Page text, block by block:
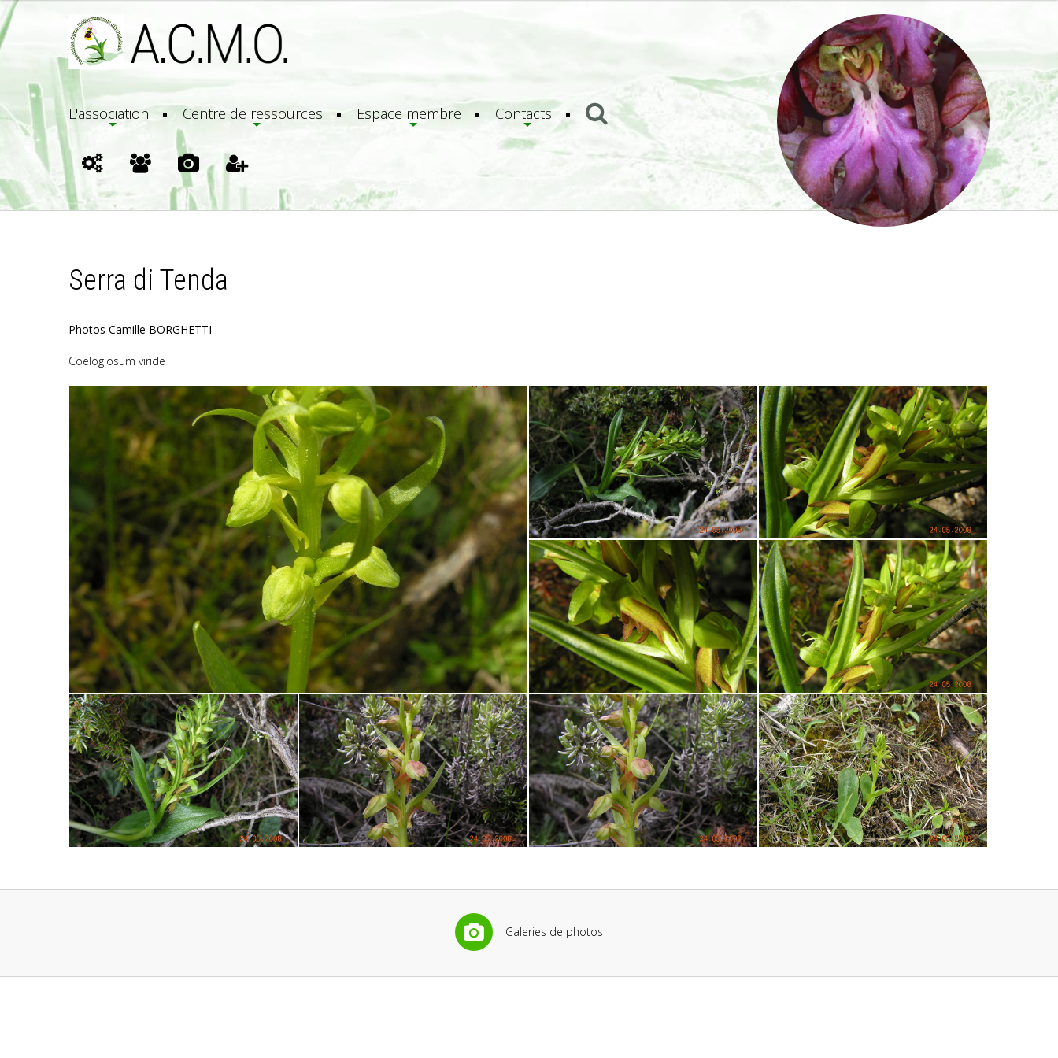
L'association Centre de ressources Espace membre Contacts
Serra di Tenda
Photos Camille BORGHETTI
Coeloglosum viride
Galeries de photos